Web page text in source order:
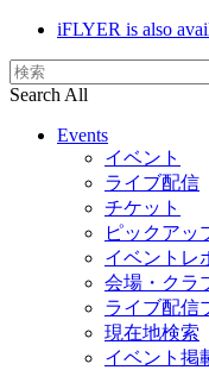
iFLYER is also
Search All
Events
イベント
ライブ配信
チケット
ピックアッ
イベントレ
会場・クラ
ライブ配信
現在地検索
イベント掲